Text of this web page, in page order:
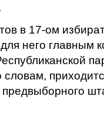
в 17-ом
него главным
словам,
предвыборного